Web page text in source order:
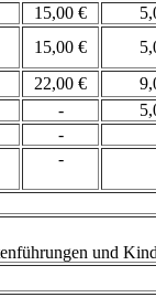
15,00 €
15,00 €
22,00 €
-
-
-
und